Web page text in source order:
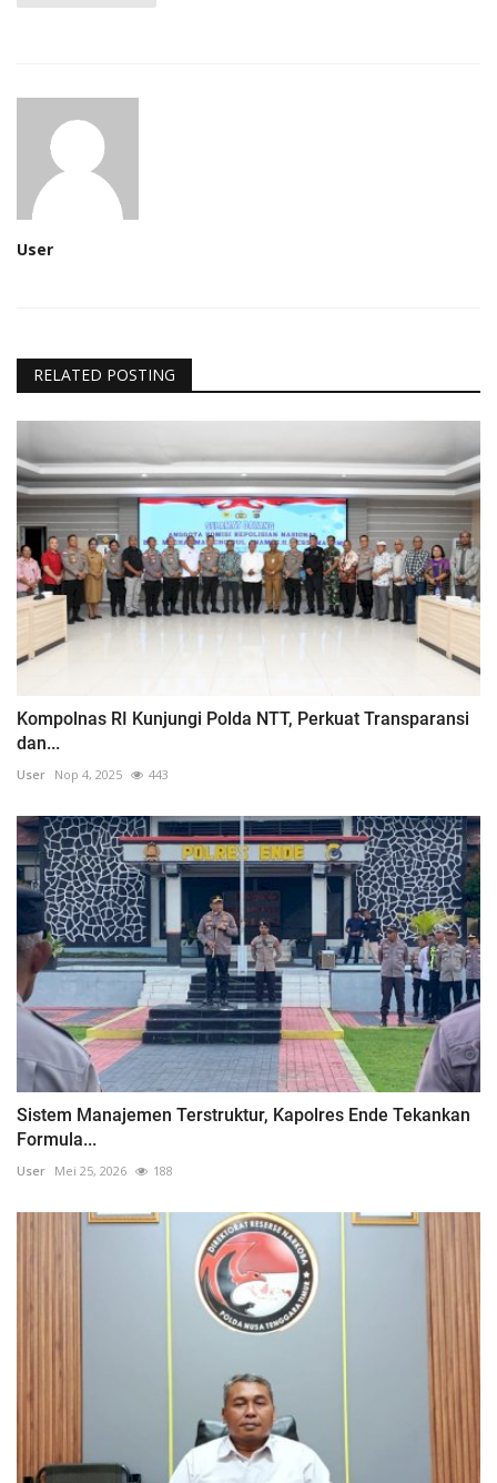
User
RELATED POSTING
Kompolnas RI Kunjungi Polda NTT, Perkuat Transparansi
dan...
User Nop 4, 2025 443
Sistem Manajemen Terstruktur, Kapolres Ende Tekankan
Formula...
User Mei 25, 2026 188